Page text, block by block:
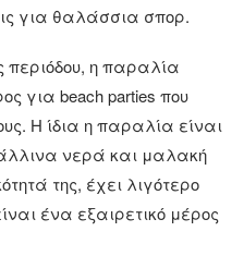
για θαλάσσια σπορ.
περιόδου, η παραλία
για beach parties που
Η ίδια η παραλία είναι
νερά και μαλακή
της, έχει λιγότερο
ένα εξαιρετικό μέρος